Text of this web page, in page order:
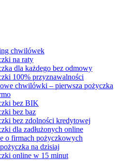
chwilówek
na raty
dla każdego bez odmowy
100% przyznawalności
chwilówki – pierwsza pożyczka
bez BIK
bez baz
bez zdolności kredytowej
dla zadłużonych online
o firmach pożyczkowych
na dzisiaj
online w 15 minut